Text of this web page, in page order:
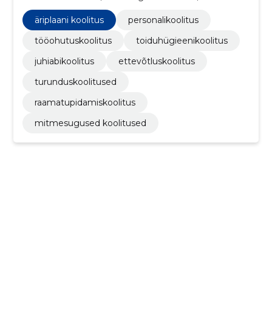
Juhiabikoolitus, ettevõtluskoolitus,
Turunduskoolitused, Raamatupidamiskoolitus
äriplaani koolitus
personalikoolitus
tööohutuskoolitus
toiduhügieenikoolitus
juhiabikoolitus
ettevõtluskoolitus
turunduskoolitused
raamatupidamiskoolitus
mitmesugused koolitused